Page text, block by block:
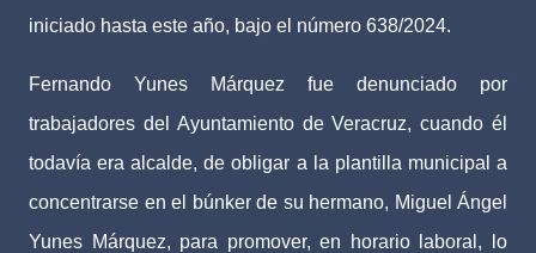
iniciado hasta este año, bajo el número 638/2024.
Fernando Yunes Márquez fue denunciado por
trabajadores del Ayuntamiento de Veracruz, cuando él
todavía era alcalde, de obligar a la plantilla municipal a
concentrarse en el búnker de su hermano, Miguel Ángel
Yunes Márquez, para promover, en horario laboral, lo